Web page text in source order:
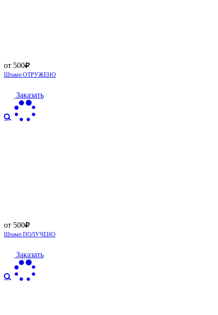
от 500
Штамп ОТРУЖЕНО
Заказать
от 500
Штамп ПОЛУЧЕНО
Заказать